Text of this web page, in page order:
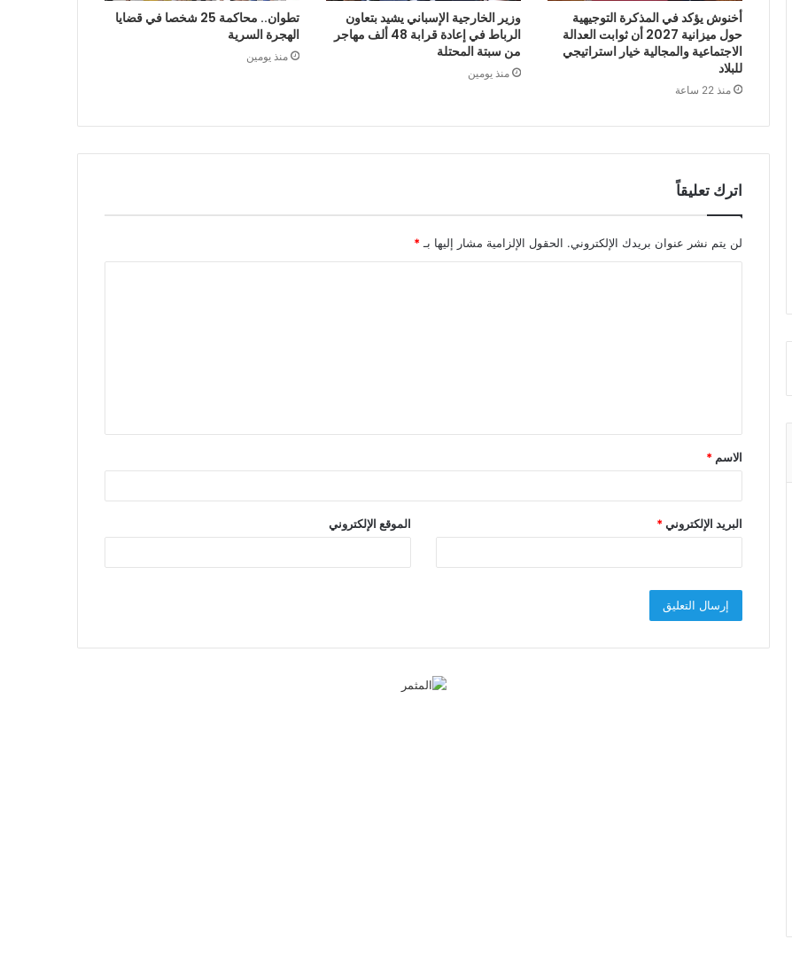
أخنوش يؤكد في المذكرة التوجيهية
حول ميزانية 2027 أن ثوابت العدالة
الاجتماعية والمجالية خيار استراتيجي
للبلاد
منذ 22 ساعة
وزير الخارجية الإسباني يشيد بتعاون
الرباط في إعادة قرابة 48 ألف مهاجر
من سبتة المحتلة
منذ يومين
تطوان.. محاكمة 25 شخصا في قضايا
الهجرة السرية
منذ يومين
اترك تعليقاً
لن يتم نشر عنوان بريدك الإلكتروني. الحقول الإلزامية مشار إليها بـ *
ق
*
الاسم *
البريد الإلكتروني* الموقع الإلكتروني